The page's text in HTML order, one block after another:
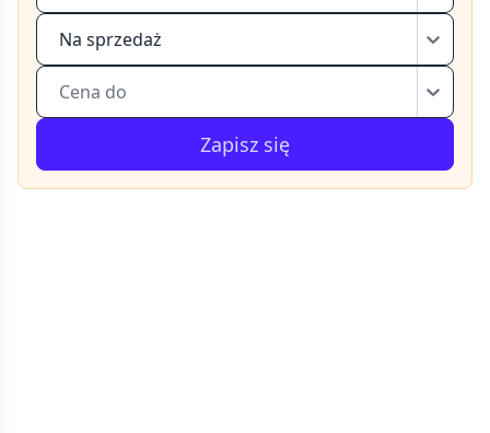
Na sprzedaż
Cena do
Zapisz się